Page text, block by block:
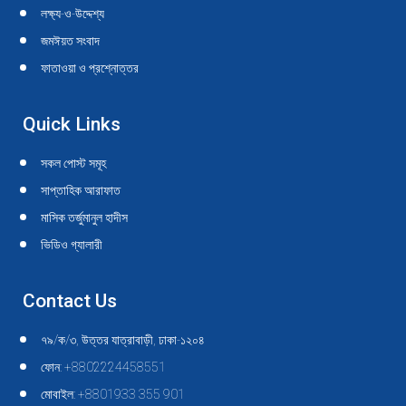
window
লক্ষ্য-ও-উদ্দেশ্য
জমঈয়ত সংবাদ
ফাতাওয়া ও প্রশ্নোত্তর
Quick Links
সকল পোস্ট সমূহ
সাপ্তাহিক আরাফাত
মাসিক তর্জুমানুল হাদীস
ভিডিও গ্যালারী
Contact Us
৭৯/ক/৩, উত্তর যাত্রাবাড়ী, ঢাকা-১২০৪
ফোন: +8802224458551
মোবাইল: +8801933 355 901